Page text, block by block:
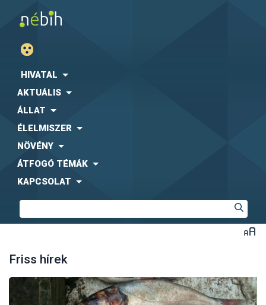
HIVATAL
AKTUÁLIS
ÁLLAT
ÉLELMISZER
NÖVÉNY
ÁTFOGÓ TÉMÁK
KAPCSOLAT
Friss hírek